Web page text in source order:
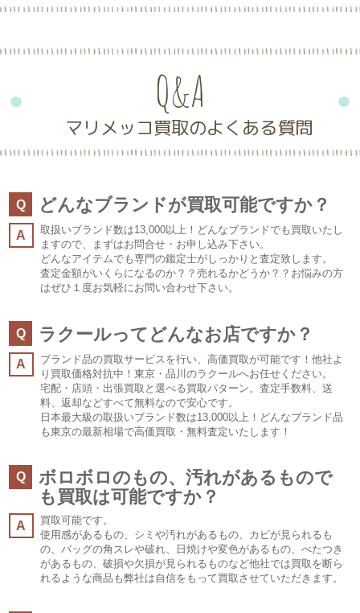
Q&A
マリメッコ買取のよくある質問
Q どんなブランドが買取可能ですか？
A
取扱いブランド数は13,000以上！どんなブランドでも買取いたし
ますので、まずはお問合せ・お申し込み下さい。
どんなアイテムでも専門の鑑定士がしっかりと査定致します。
査定金額がいくらになるのか？？売れるかどうか？？お悩みの方
はぜひ１度お気軽にお問い合わせ下さい。
Q ラクールってどんなお店ですか？
A
ブランド品の買取サービスを行い、高価買取が可能です！他社よ
り買取価格対抗中！東京・品川のラクールへお任せください。
宅配・店頭・出張買取と選べる買取パターン。査定手数料、送
料、返却などすべて無料なので安心です。
日本最大級の取扱いブランド数は13,000以上！どんなブランド品
も東京の最新相場で高価買取・無料査定いたします！
Q
ボロボロのもの、汚れがあるもので
も買取は可能ですか？
A
買取可能です。
使用感があるもの、シミや汚れがあるもの、カビが見られるも
の、バッグの角スレや破れ、日焼けや変色があるもの、べたつき
があるもの、破損や欠損が見られるものなど他社では買取を断ら
れるような商品も弊社は自信をもって買取させていただきます。